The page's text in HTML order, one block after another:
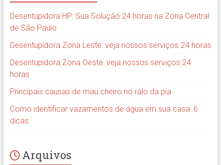
Desentupidora HP: Sua Solução 24 horas na Zona Central
de São Paulo
Desentupidora Zona Leste: veja nossos serviços 24 horas
Desentupidora Zona Oeste: veja nossos serviços 24
horas
Principais causas de mau cheiro no ralo da pia
Como identificar vazamentos de água em sua casa: 6
dicas
Arquivos